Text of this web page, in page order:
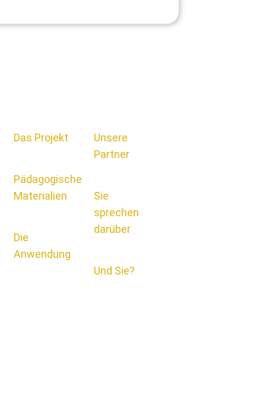
Das Projekt
Pädagogische
Materialien
Die
Anwendung
Unsere
Partner
Sie
sprechen
darüber
Und Sie?